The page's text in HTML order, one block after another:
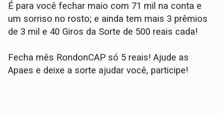
É para você fechar maio com 71 mil na conta e
um sorriso no rosto; e ainda tem mais 3 prêmios
de 3 mil e 40 Giros da Sorte de 500 reais cada!
Fecha mês RondonCAP só 5 reais! Ajude as
Apaes e deixe a sorte ajudar você, participe!